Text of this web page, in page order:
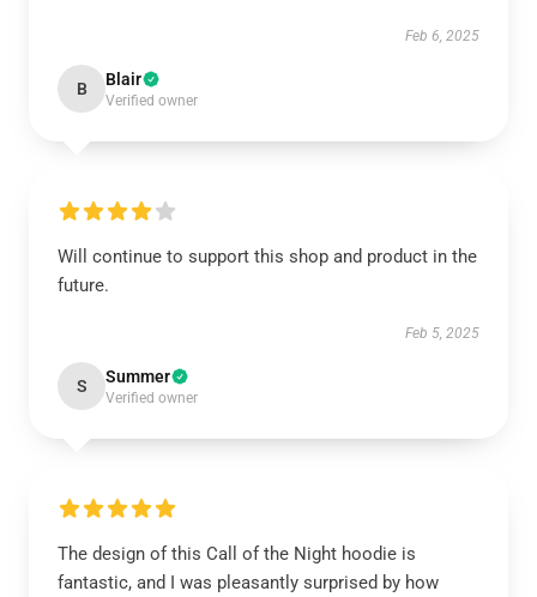
Feb 6, 2025
B Blair
Verified owner
Will continue to support this shop and product in the
future.
Feb 5, 2025
S Summer
Verified owner
The design of this Call of the Night hoodie is
fantastic, and I was pleasantly surprised by how